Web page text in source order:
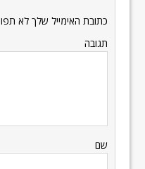
כתובת האימייל שלך לא
תגובה
שם